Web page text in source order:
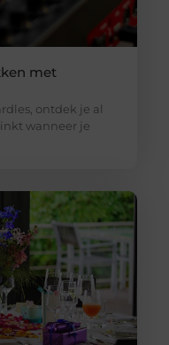
met
ontdek je al
wanneer je